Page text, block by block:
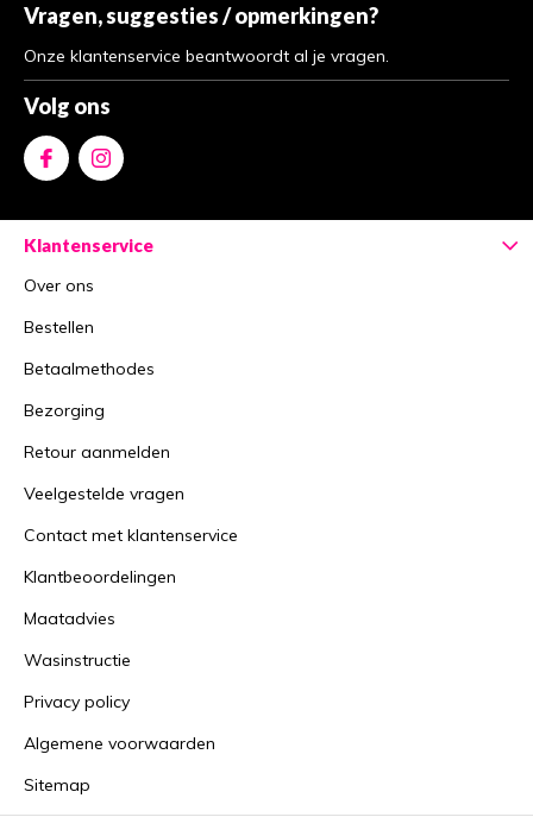
Vragen, suggesties / opmerkingen?
Onze klantenservice beantwoordt al je vragen.
Volg ons
Klantenservice
Over ons
Bestellen
Betaalmethodes
Bezorging
Retour aanmelden
Veelgestelde vragen
Contact met klantenservice
Klantbeoordelingen
Maatadvies
Wasinstructie
Privacy policy
Algemene voorwaarden
Sitemap